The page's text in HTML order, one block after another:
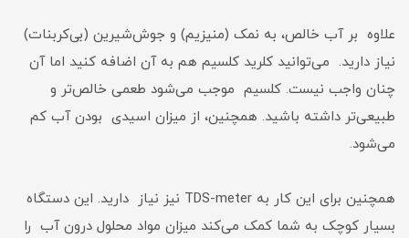
علاوه بر آب خالص، به نمک (منیزیم) و جوش‌شیرین (بی‌کربنات)
نیاز دارید. می‌توانید کلرید کلسیم هم به آن اضافه کنید اما آن
چنان واجب نیست. کلسیم موجب می‌شود طعمی خالص‌تر و
طبیعی‌تر داشته باشید. همچنین، از میزان اسیدی بودن آب کم
می‌شود.
همچنین برای این کار به TDS-meter نیز نیاز دارید. این دستگاه
بسیار کوچک به شما کمک می‌کند میزان مواد محلول درون آب را